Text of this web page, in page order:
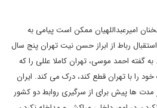
امیرعبداللهیان ممکن است پیامی به
رباط از ابراز حسن نیت تهران پنج سال
گفته احمد موسی، تهران کاملا عللی را که
را با تهران قطع کند، درک می کند. ایران
ها پیش برای از سرگیری روابط دو کشور